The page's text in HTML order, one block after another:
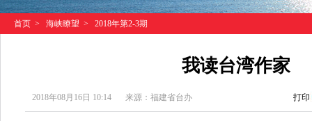
首页 > 海峡瞭望 > 2018年第2-3期
我读台湾作家
2018年08月16日 10:14 来源：福建省台办 打印